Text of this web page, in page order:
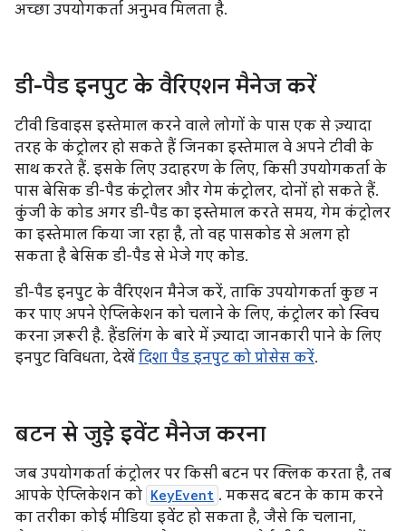
अच्छा उपयोगकर्ता अनुभव मिलता है.
डी-पैड इनपुट के वैरिएशन मैनेज करें
टीवी डिवाइस इस्तेमाल करने वाले लोगों के पास एक से ज़्यादा
तरह के कंट्रोलर हो सकते हैं जिनका इस्तेमाल वे अपने टीवी के
साथ करते हैं. इसके लिए उदाहरण के लिए, किसी उपयोगकर्ता के
पास बेसिक डी-पैड कंट्रोलर और गेम कंट्रोलर, दोनों हो सकते हैं.
कुंजी के कोड अगर डी-पैड का इस्तेमाल करते समय, गेम कंट्रोलर
का इस्तेमाल किया जा रहा है, तो वह पासकोड से अलग हो
सकता है बेसिक डी-पैड से भेजे गए कोड.
डी-पैड इनपुट के वैरिएशन मैनेज करें, ताकि उपयोगकर्ता कुछ न
कर पाए अपने ऐप्लिकेशन को चलाने के लिए, कंट्रोलर को स्विच
करना ज़रूरी है. हैंडलिंग के बारे में ज़्यादा जानकारी पाने के लिए
इनपुट विविधता, देखें दिशा पैड इनपुट को प्रोसेस करें.
बटन से जुड़े इवेंट मैनेज करना
जब उपयोगकर्ता कंट्रोलर पर किसी बटन पर क्लिक करता है, तब
आपके ऐप्लिकेशन को KeyEvent . मकसद बटन के काम करने
का तरीका कोई मीडिया इवेंट हो सकता है, जैसे कि चलाना,